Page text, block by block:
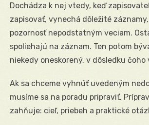
Dochádza k nej vtedy, keď
zapisovať, vynechá dôležité
pozornosť nepodstatným veciam.
spoliehajú na záznam. Ten potom
niekedy oneskorený, v dôsledku čoho
Ak sa chceme vyhnúť uvedeným
musíme sa na poradu pripraviť.
zahňuje: cieľ, priebeh a praktické